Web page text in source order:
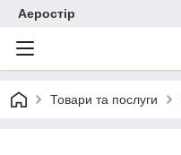
Аеростір
Товари та послуги